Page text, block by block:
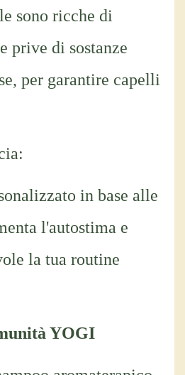
sono ricche di
prive di sostanze
per garantire capelli
in base alle
l'autostima e
la tua routine
YOGI